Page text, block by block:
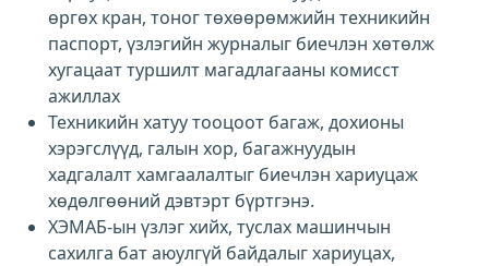
өргөх кран, тоног төхөөрөмжийн техникийн
паспорт, үзлэгийн журналыг биечлэн хөтөлж
хугацаат туршилт магадлагааны комисст
ажиллах
Техникийн хатуу тооцоот багаж, дохионы
хэрэгслүүд, галын хор, багажнуудын
хадгалалт хамгаалалтыг биечлэн хариуцаж
хөдөлгөөний дэвтэрт бүртгэнэ.
ХЭМАБ-ын үзлэг хийх, туслах машинчын
сахилга бат аюулгүй байдалыг хариуцах,